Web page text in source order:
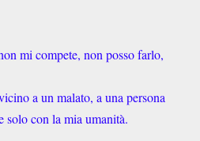
mi compete, non posso farlo,
a un malato, a una persona
solo con la mia umanità.